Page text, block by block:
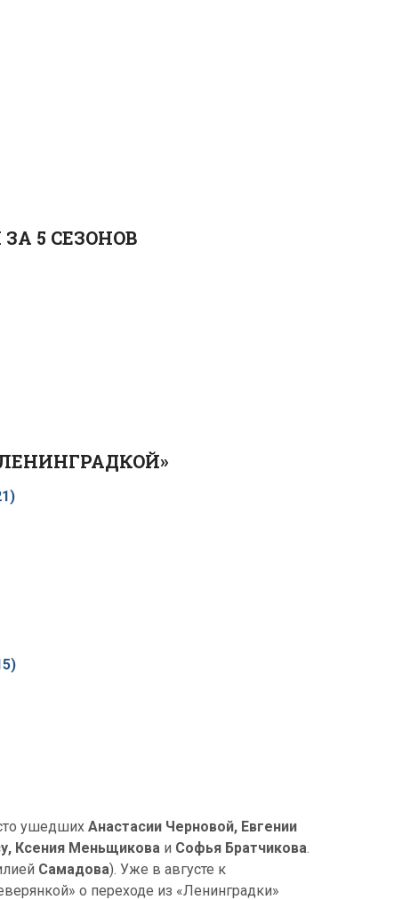
5 СЕЗОНОВ
ушедших Анастасии Черновой, Евгении
Ксения Меньщикова и Софья Братчикова.
Самадова). Уже в августе к
о переходе из «Ленинградки»